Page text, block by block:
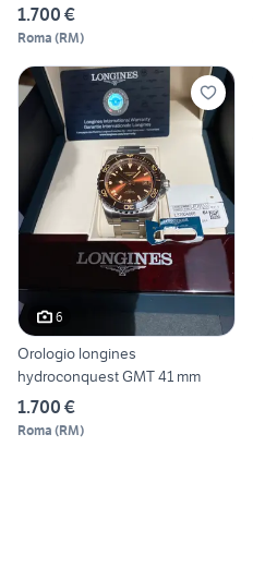
1.700 €
Roma (RM)
6
Orologio longines
hydroconquest GMT 41 mm
1.700 €
Roma (RM)